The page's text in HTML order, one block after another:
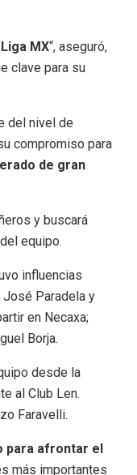
MX“, aseguró,
clave para su
del nivel de
compromiso para
de gran
y buscará
equipo.
influencias
Paradela y
en Necaxa;
Borja.
desde la
al Club Len.
Faravelli.
para afrontar el
más importantes